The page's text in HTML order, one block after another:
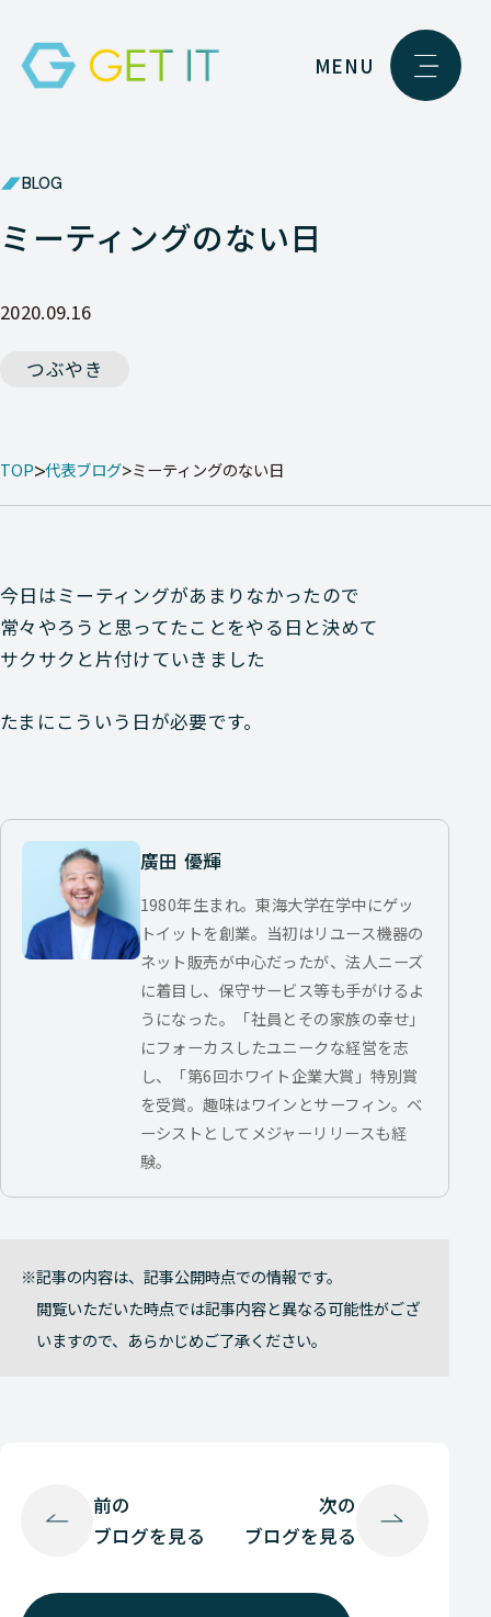
MENU
BLOG
ミーティングのない日
2020.09.16
つぶやき
TOP 代表ブログ ミーティングのない日
今日はミーティングがあまりなかったので
常々やろうと思ってたことをやる日と決めて
サクサクと片付けていきました
たまにこういう日が必要です。
廣田 優輝
1980年生まれ。東海大学在学中にゲッ
トイットを創業。当初はリユース機器の
ネット販売が中心だったが、法人ニーズ
に着目し、保守サービス等も手がけるよ
うになった。「社員とその家族の幸せ」
にフォーカスしたユニークな経営を志
し、「第6回ホワイト企業大賞」特別賞
を受賞。趣味はワインとサーフィン。ベ
ーシストとしてメジャーリリースも経
験。
記事の内容は、記事公開時点での情報です。
閲覧いただいた時点では記事内容と異なる可能性がござ
いますので、あらかじめご了承ください。
前の
ブログを見る
次の
ブログを見る